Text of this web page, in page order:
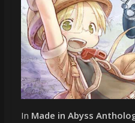
In Made in Abyss